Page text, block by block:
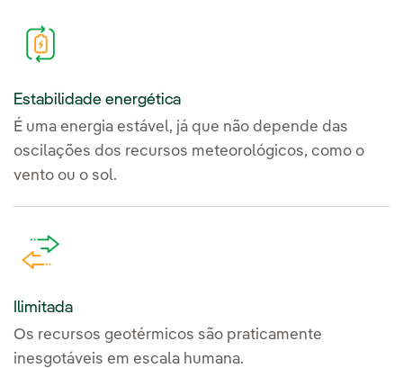
Estabilidade energética
É uma energia estável, já que não depende das
oscilações dos recursos meteorológicos, como o
vento ou o sol.
Ilimitada
Os recursos geotérmicos são praticamente
inesgotáveis em escala humana.